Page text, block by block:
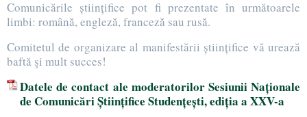
Comunicările științifice pot fi prezentate în următoarele
limbi: română, engleză, franceză sau rusă.
Comitetul de organizare al manifestării științifice vă urează
baftă şi mult succes!
Datele de contact ale moderatorilor Sesiunii Naționale
de Comunicări Științifice Studențești, ediția a XXV-a